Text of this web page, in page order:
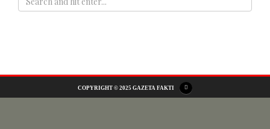
COPYRIGHT © 2025 GAZETA FAKTI